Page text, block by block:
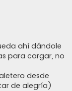
ahí dándole
para cargar, no
desde
de alegría)